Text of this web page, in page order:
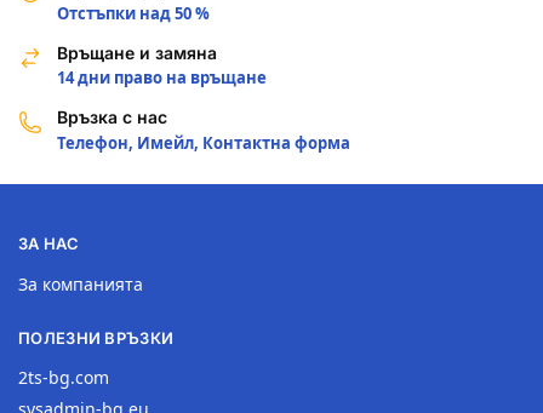
Отстъпки над 50 %
Връщане и замяна
14 дни право на връщане
Връзка с нас
Телефон, Имейл, Контактна форма
ЗА НАС
За компанията
ПОЛЕЗНИ ВРЪЗКИ
2ts-bg.com